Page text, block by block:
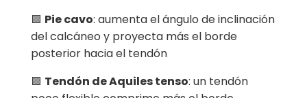
🟩 Pie cavo: aumenta el ángulo de inclinación
del calcáneo y proyecta más el borde
posterior hacia el tendón
🟩 Tendón de Aquiles tenso: un tendón